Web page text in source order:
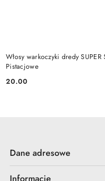
Włosy warkoczyki dredy SUPER
Pistacjowe
Cena:
20.00
Dane adresowe
Informacje